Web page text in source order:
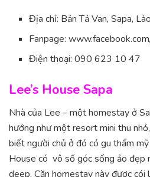
Địa chỉ: Bản Tả Van, Sapa,
Fanpage:
Điện thoại: 090 623 10 47
Lee’s House Sapa
Nhà của Lee – một homestay ở
hướng như một resort mini thu
biết người chủ ở đó có gu thẩm
House có vô số góc sống ảo đẹp
deep. Căn homestay này được